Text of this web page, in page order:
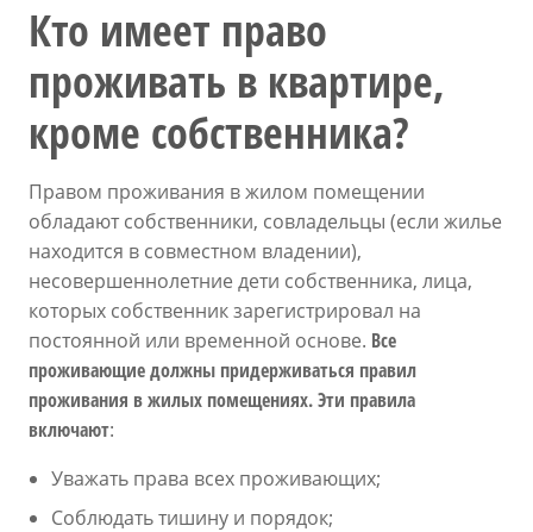
Кто имеет право
проживать в квартире,
кроме собственника?
Правом проживания в жилом помещении
обладают собственники, совладельцы (если жилье
находится в совместном владении),
несовершеннолетние дети собственника, лица,
которых собственник зарегистрировал на
постоянной или временной основе. Все
проживающие должны придерживаться правил
проживания в жилых помещениях. Эти правила
включают:
Уважать права всех проживающих;
Соблюдать тишину и порядок;